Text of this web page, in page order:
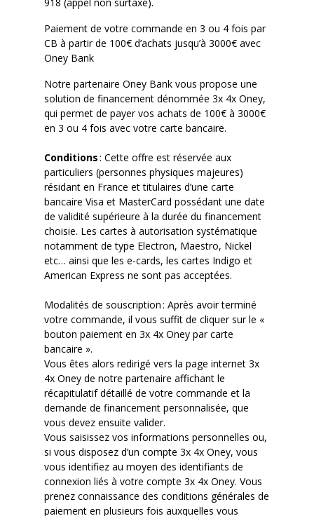
Paiement de votre commande en 3 ou 4 fois par
CB à partir de 100€ d’achats jusqu’à 3000€ avec
Oney Bank
Notre partenaire Oney Bank vous propose une
solution de financement dénommée 3x 4x Oney,
qui permet de payer vos achats de 100€ à 3000€
en 3 ou 4 fois avec votre carte bancaire.
Conditions: Cette offre est réservée aux
particuliers (personnes physiques majeures)
résidant en France et titulaires d’une carte
bancaire Visa et MasterCard possédant une date
de validité supérieure à la durée du financement
choisie. Les cartes à autorisation systématique
notamment de type Electron, Maestro, Nickel
etc… ainsi que les e-cards, les cartes Indigo et
American Express ne sont pas acceptées.
Modalités de souscription: Après avoir terminé
votre commande, il vous suffit de cliquer sur le «
bouton paiement en 3x 4x Oney par carte
bancaire ».
Vous êtes alors redirigé vers la page internet 3x
4x Oney de notre partenaire affichant le
récapitulatif détaillé de votre commande et la
demande de financement personnalisée, que
vous devez ensuite valider.
Vous saisissez vos informations personnelles ou,
si vous disposez d’un compte 3x 4x Oney, vous
vous identifiez au moyen des identifiants de
connexion liés à votre compte 3x 4x Oney. Vous
prenez connaissance des conditions générales de
paiement en plusieurs fois auxquelles vous